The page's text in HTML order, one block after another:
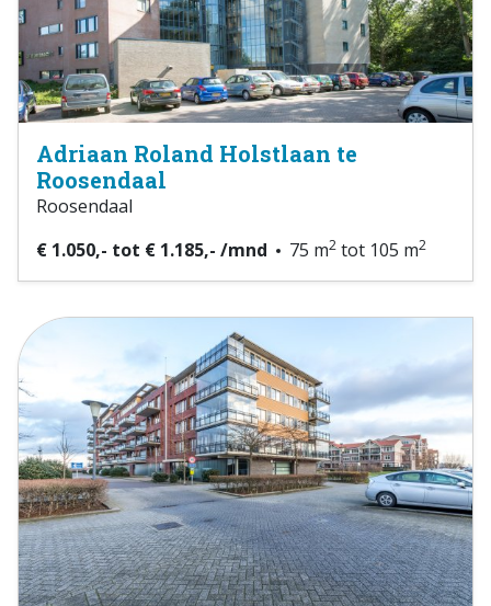
Adriaan Roland Holstlaan te
Roosendaal
Roosendaal
€ 1.050,- tot € 1.185,- /mnd
75 m2 tot 105 m2